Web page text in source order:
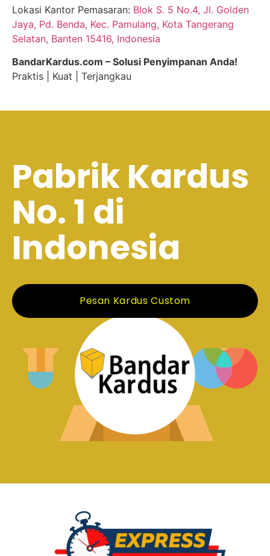
Lokasi Kantor Pemasaran: Blok S. 5 No.4, Jl. Golden
Jaya, Pd. Benda, Kec. Pamulang, Kota Tangerang
Selatan, Banten 15416, Indonesia
BandarKardus.com – Solusi Penyimpanan Anda!
Praktis | Kuat | Terjangkau
Pabrik Kardus
No. 1 di
Indonesia
Pesan Kardus Custom